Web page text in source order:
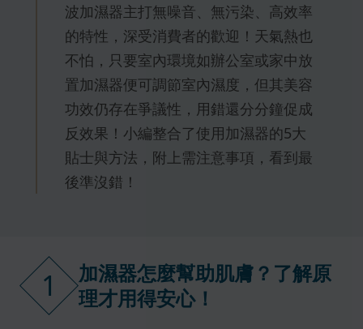
波加濕器主打無噪音、無污染、高效率
的特性，深受消費者的歡迎！天氣熱也
不怕，只要室內環境如辦公室或家中放
置加濕器便可調節室內濕度，但其美容
功效仍存在爭議性，用錯還分分鐘促成
反效果！小編整合了使用加濕器的5大
貼士與方法，附上需注意事項，看到最
後準沒錯！
1
加濕器怎麼幫助肌膚？了解原
理才用得安心！